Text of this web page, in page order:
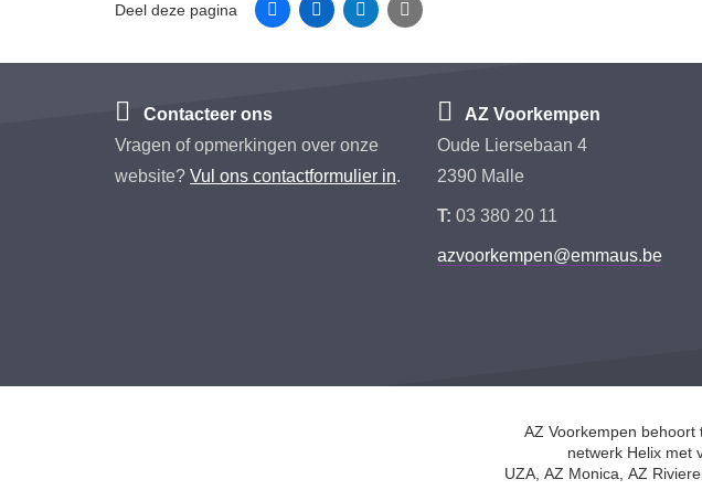
Deel deze pagina FacebookLinkedinTwitter E-mail
Contacteer ons
Vragen of opmerkingen over onze
website? Vul ons contactformulier in.
AZ Voorkempen
Oude Liersebaan 4
2390 Malle
T: 03 380 20 11
azvoorkempen@emmaus.be
AZ Voorkempen behoort
netwerk Helix met
UZA, AZ Monica, AZ